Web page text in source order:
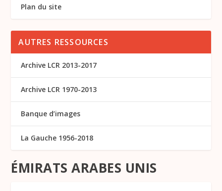
ÉMIRATS ARABES UNIS
Plan du site
AUTRES RESSOURCES
Archive LCR 2013-2017
Archive LCR 1970-2013
Banque d’images
La Gauche 1956-2018